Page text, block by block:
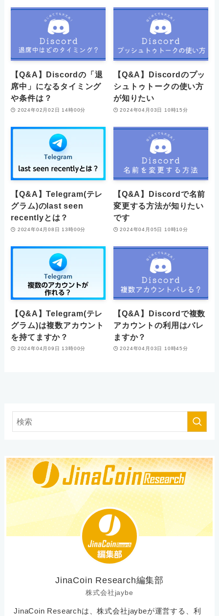
【Q&A】Discordの「退
席中」になるタイミング
や条件は？
2024年02月02日 14時00分
【Q&A】Discordのプッ
シュトゥトークの使い方
が知りたい
2024年04月03日 10時15分
【Q&A】Telegram(テレ
グラム)のlast seen
recentlyとは？
2024年04月08日 13時00分
【Q&A】Discordで名前
変更する方法が知りたい
です
2024年04月05日 10時10分
【Q&A】Telegram(テレ
グラム)は複数アカウント
を持てますか？
2024年04月09日 13時00分
【Q&A】Discordで複数
アカウントの利用はバレ
ますか？
2024年04月03日 10時45分
JinaCoin Research編集部
株式会社jaybe
JinaCoin Researchは、株式会社jaybeが運営する、利